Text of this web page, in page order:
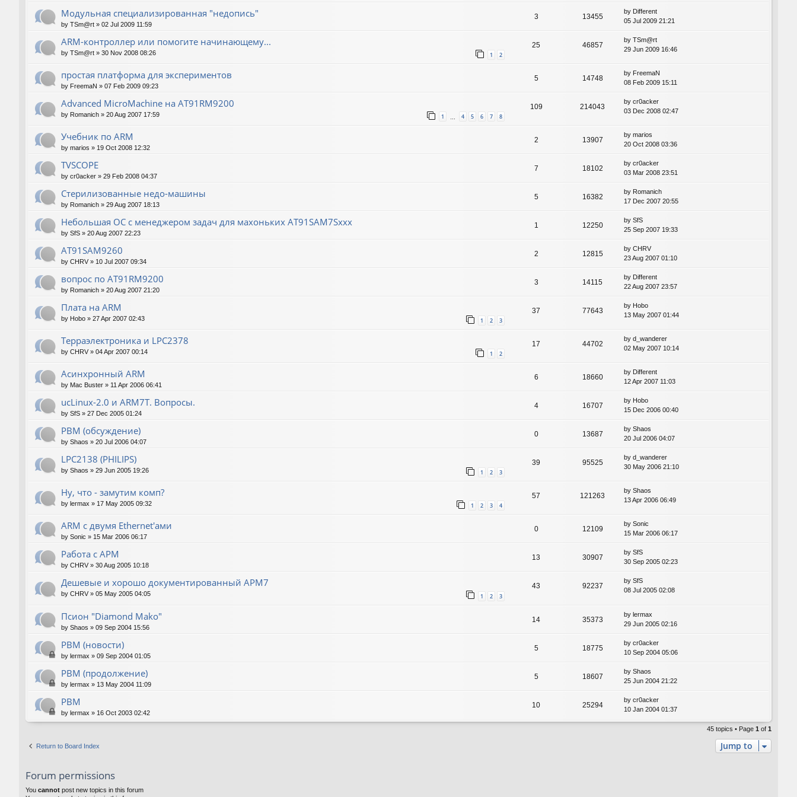
Модульная специализированная "недопись"
by TSm@rt » 02 Jul 2009 11:59
3 13455
by Different
05 Jul 2009 21:21
ARM-контроллер или помогите начинающему...
by TSm@rt » 30 Nov 2008 08:26 1 2
25 46857
by TSm@rt
29 Jun 2009 16:46
простая платформа для экспериментов
by FreemaN » 07 Feb 2009 09:23
5 14748
by FreemaN
08 Feb 2009 15:11
Advanced MicroMachine на AT91RM9200
by Romanich » 20 Aug 2007 17:59 1 … 4 5 6 7 8
109 214043
by cr0acker
03 Dec 2008 02:47
Учебник по ARM
by marios » 19 Oct 2008 12:32
2 13907
by marios
20 Oct 2008 03:36
TVSCOPE
by cr0acker » 29 Feb 2008 04:37
7 18102
by cr0acker
03 Mar 2008 23:51
Стерилизованные недо-машины
by Romanich » 29 Aug 2007 18:13
5 16382
by Romanich
17 Dec 2007 20:55
Небольшая ОС с менеджером задач для махоньких AT91SAM7Sxxx
by SfS » 20 Aug 2007 22:23
1 12250
by SfS
25 Sep 2007 19:33
AT91SAM9260
by CHRV » 10 Jul 2007 09:34
2 12815
by CHRV
23 Aug 2007 01:10
вопрос по AT91RM9200
by Romanich » 20 Aug 2007 21:20
3 14115
by Different
22 Aug 2007 23:57
Плата на ARM
by Hobo » 27 Apr 2007 02:43 1 2 3
37 77643
by Hobo
13 May 2007 01:44
Терраэлектроника и LPC2378
by CHRV » 04 Apr 2007 00:14 1 2
17 44702
by d_wanderer
02 May 2007 10:14
Асинхронный ARM
by Mac Buster » 11 Apr 2006 06:41
6 18660
by Different
12 Apr 2007 11:03
ucLinux-2.0 и ARM7T. Вопросы.
by SfS » 27 Dec 2005 01:24
4 16707
by Hobo
15 Dec 2006 00:40
РВМ (обсуждение)
by Shaos » 20 Jul 2006 04:07
0 13687
by Shaos
20 Jul 2006 04:07
LPC2138 (PHILIPS)
by Shaos » 29 Jun 2005 19:26 1 2 3
39 95525
by d_wanderer
30 May 2006 21:10
Ну, что - замутим комп?
by lermax » 17 May 2005 09:32 1 2 3 4
57 121263
by Shaos
13 Apr 2006 06:49
ARM с двумя Ethernet'ами
by Sonic » 15 Mar 2006 06:17
0 12109
by Sonic
15 Mar 2006 06:17
Работа с АРМ
by CHRV » 30 Aug 2005 10:18
13 30907
by SfS
30 Sep 2005 02:23
Дешевые и хорошо документированный АРМ7
by CHRV » 05 May 2005 04:05 1 2 3
43 92237
by SfS
08 Jul 2005 02:08
Псион "Diamond Mako"
by Shaos » 09 Sep 2004 15:56
14 35373
by lermax
29 Jun 2005 02:16
РВМ (новости)
by lermax » 09 Sep 2004 01:05
5 18775
by cr0acker
10 Sep 2004 05:06
РВМ (продолжение)
by lermax » 13 May 2004 11:09
5 18607
by Shaos
25 Jun 2004 21:22
РВМ
by lermax » 16 Oct 2003 02:42
10 25294
by cr0acker
10 Jan 2004 01:37
45 topics • Page 1 of 1
Return to Board Index Jump to
Forum permissions
You cannot post new topics in this forum